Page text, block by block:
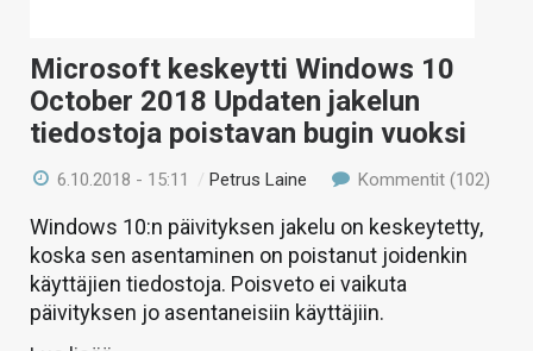
HAKU
Microsoft keskeytti Windows 10
October 2018 Updaten jakelun
tiedostoja poistavan bugin vuoksi
6.10.2018 - 15:11 /Petrus Laine Kommentit (102)
Windows 10:n päivityksen jakelu on keskeytetty,
koska sen asentaminen on poistanut joidenkin
käyttäjien tiedostoja. Poisveto ei vaikuta
päivityksen jo asentaneisiin käyttäjiin.